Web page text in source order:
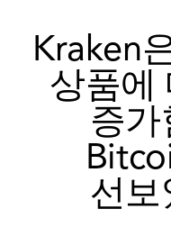
Kraken
상품에
증
선